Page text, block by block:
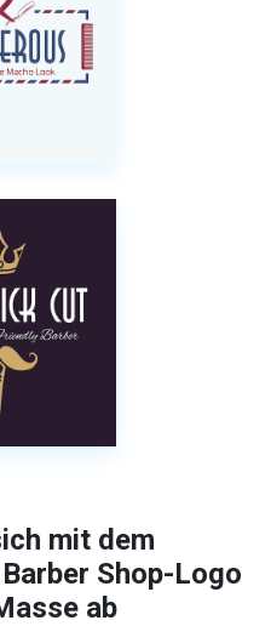
mit dem
Shop-Logo
ab